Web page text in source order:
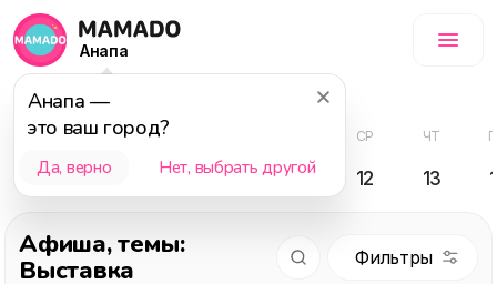
Анапа
Анапа —
это ваш город?
Да, верно Нет, выбрать другой
Август
ПТ
07
СБ
08
ВС
09 10 11
СР
12
ЧТ
13
Афиша, темы:
Выставка